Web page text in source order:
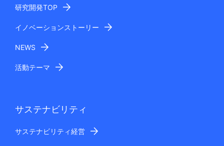
研究開発TOP
イノベーションストーリー
NEWS
活動テーマ
サステナビリティ
サステナビリティ経営